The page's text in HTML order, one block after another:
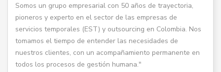
Somos un grupo empresarial con 50 años de trayectoria,
pioneros y experto en el sector de las empresas de
servicios temporales (EST) y outsourcing en Colombia. Nos
tomamos el tiempo de entender las necesidades de
nuestros clientes, con un acompañamiento permanente en
todos los procesos de gestión humana."